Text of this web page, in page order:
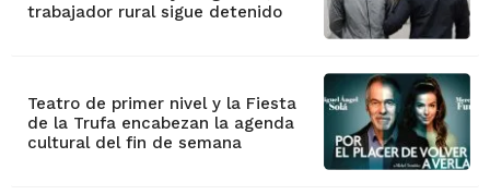
trabajador rural sigue detenido
Teatro de primer nivel y la Fiesta
de la Trufa encabezan la agenda
cultural del fin de semana